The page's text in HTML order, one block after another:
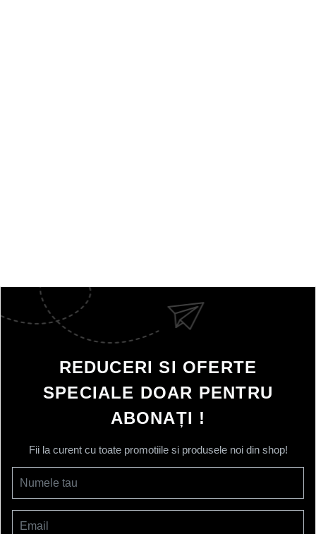
REDUCERI SI OFERTE
SPECIALE DOAR PENTRU
ABONAȚI !
Fii la curent cu toate promotiile si produsele noi din shop!
Numele tau
Email